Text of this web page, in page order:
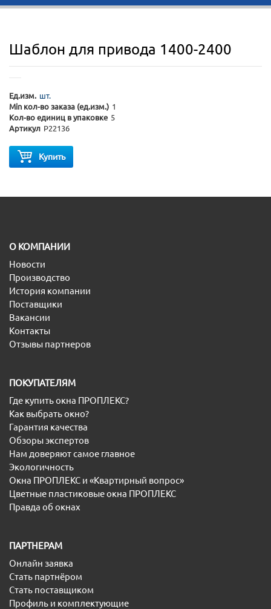
Шаблон для привода 1400-2400
Ед.изм. шт.
Min кол-во заказа (ед.изм.) 1
Кол-во единиц в упаковке 5
Артикул P22136
Купить
O КОМПАНИИ
Новости
Производство
История компании
Поставщики
Вакансии
Контакты
Отзывы партнеров
ПОКУПАТЕЛЯМ
Где купить окна ПРОПЛЕКС?
Как выбрать окно?
Гарантия качества
Обзоры экспертов
Нам доверяют самое главное
Экологичность
Окна ПРОПЛЕКС и «Квартирный вопрос»
Цветные пластиковые окна ПРОПЛЕКС
Правда об окнах
ПАРТНЕРАМ
Онлайн заявка
Стать партнёром
Стать поставщиком
Профиль и комплектующие